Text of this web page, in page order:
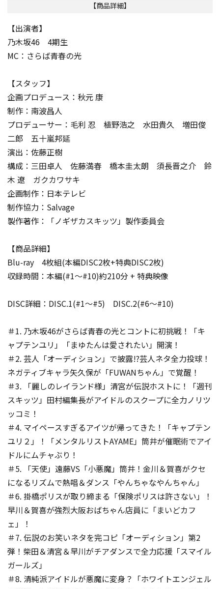
【商品詳細】
【出演者】
乃木坂46 4期生
MC：さらば青春の光
【スタッフ】
企画プロデュース：秋元 康
制作：南波昌人
プロデューサー：毛利 忍 植野浩之 水田貴久 増田俊
二郎 五十嵐邦延
演出：佐藤正樹
構成：三田卓人 佐藤満春 橋本圭太朗 須長晋之介 鈴
木 遼 ガクカワサキ
企画制作：日本テレビ
制作協力：Salvage
製作著作：「ノギザカスキッツ」製作委員会
【商品詳細】
Blu-ray 4枚組(本編DISC2枚+特典DISC2枚)
収録時間：本編(#1～#10)約210分 + 特典映像
DISC詳細：DISC.1(#1～#5) DISC.2(#6～#10)
＃1. 乃木坂46がさらば青春の光とコントに初挑戦！「キ
ャプテンユリ」「まゆたんは愛されたい」開演！
＃2. 芸人「オーディション」で披露!?芸人ネタ全力投球！
ネガティブキャラ矢久保が「FUWANちゃん」で覚醒！
＃3. 「麗しのレイランド様」清宮が伝説ホストに！「週刊
スキッツ」田村編集長がアイドルのスクープに全力ノリツ
ッコミ！
＃4. マイペースすぎるアイツが帰ってきた！「キャプテン
ユリ２」！「メンタルリストAYAME」筒井が催眠術でアイ
ドルにムチャぶり！
＃5. 「天使」遠藤VS「小悪魔」筒井！金川＆賀喜がクセ
になるリズムで熱唱＆ダンス「やんちゃなやんちゃん」
＃6. 掛橋ポリスが取り締まる「保険ポリスは許さない」！
早川＆賀喜が強烈大阪おばちゃん店員に「まいどカフ
ェ」！
＃7. 伝説のお笑いネタを完コピ「オーディション」第2
弾！柴田＆清宮＆早川がチアダンスで全力応援「スマイル
ガールズ」
＃8. 清純派アイドルが悪魔に変身？「ホワイトエンジェル